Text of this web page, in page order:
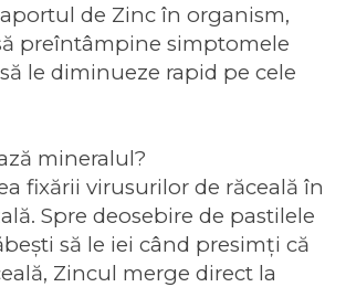
de Zinc în organism,
preîntâmpine simptomele
le diminueze rapid pe cele
mineralul?
fixării virusurilor de răceală în
Spre deosebire de pastilele
să le iei când presimți că
Zincul merge direct la